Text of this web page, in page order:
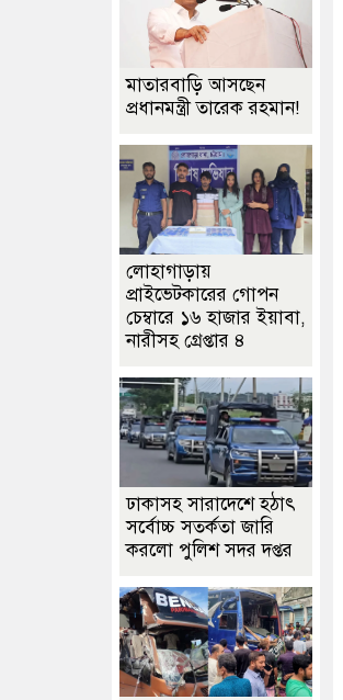
মাতারবাড়ি আসছেন
প্রধানমন্ত্রী তারেক রহমান!
লোহাগাড়ায়
প্রাইভেটকারের গোপন
চেম্বারে ১৬ হাজার ইয়াবা,
নারীসহ গ্রেপ্তার ৪
ঢাকাসহ সারাদেশে হঠাৎ
সর্বোচ্চ সতর্কতা জা‌রি
করলো পুলিশ সদর দপ্তর